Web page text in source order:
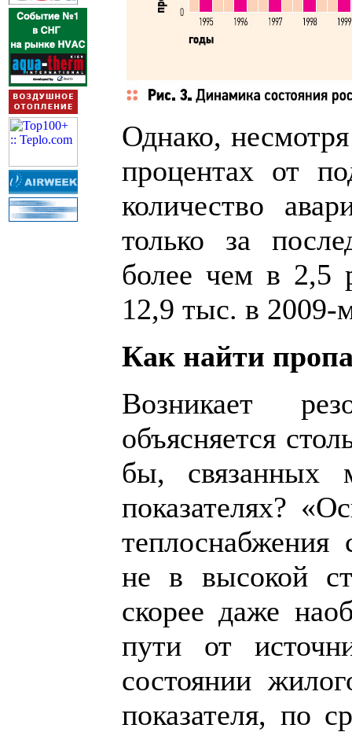
Однако,
процентах от
количество
только за
более чем в 2,5
12,9 тыс. в 2009-
Как найти
Возникает
объясняется
бы, связанных
показателях?
теплоснабжения
не в высокой
скорее даже
пути от
состоянии
показателя, по